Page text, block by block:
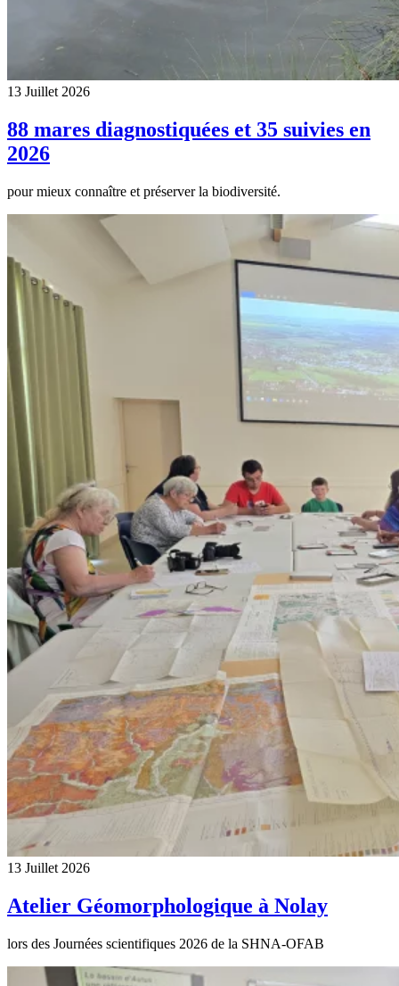
13 Juillet 2026
88 mares diagnostiquées et 35 suivies en
2026
pour mieux connaître et préserver la biodiversité.
13 Juillet 2026
Atelier Géomorphologique à Nolay
lors des Journées scientifiques 2026 de la SHNA-OFAB